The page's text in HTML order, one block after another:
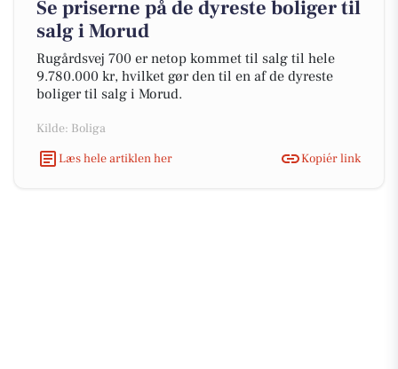
Se priserne på de dyreste boliger til
salg i Morud
Rugårdsvej 700 er netop kommet til salg til hele
9.780.000 kr, hvilket gør den til en af de dyreste
boliger til salg i Morud.
Kilde: Boliga
Læs hele artiklen her
Kopiér link